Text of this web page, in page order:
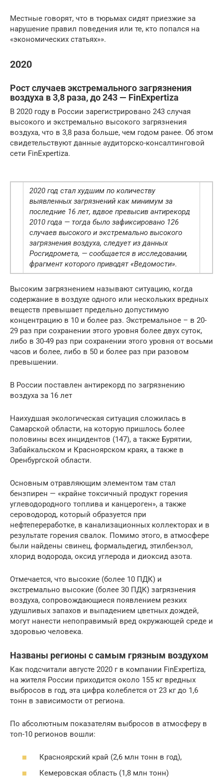
Местные говорят, что в тюрьмах сидят приезжие за
нарушение правил поведения или те, кто попался на
«экономических статьях»».
2020
Рост случаев экстремального загрязнения
воздуха в 3,8 раза, до 243 — FinExpertiza
В 2020 году в России зарегистрировано 243 случая
высокого и экстремально высокого загрязнения
воздуха, что в 3,8 раза больше, чем годом ранее. Об этом
свидетельствуют данные аудиторско-консалтинговой
сети FinExpertiza.
2020 год стал худшим по количеству
выявленных загрязнений как минимум за
последние 16 лет, вдвое превысив антирекорд
2010 года — тогда было зафиксировано 126
случаев высокого и экстремально высокого
загрязнения воздуха, следует из данных
Росгидромета, — сообщается в исследовании,
фрагмент которого приводят «Ведомости».
Высоким загрязнением называют ситуацию, когда
содержание в воздухе одного или нескольких вредных
веществ превышает предельно допустимую
концентрацию в 10 и более раз. Экстремальное – в 20-
29 раз при сохранении этого уровня более двух суток,
либо в 30-49 раз при сохранении этого уровня от восьми
часов и более, либо в 50 и более раз при разовом
превышении.
В России поставлен антирекорд по загрязнению
воздуха за 16 лет
Наихудшая экологическая ситуация сложилась в
Самарской области, на которую пришлось более
половины всех инцидентов (147), а также Бурятии,
Забайкальском и Красноярском краях, а также в
Оренбургской области.
Основным отравляющим элементом там стал
бензпирен — «крайне токсичный продукт горения
углеводородного топлива и канцероген», а также
сероводород, который образуется при
нефтепереработке, в канализационных коллекторах и в
результате горения свалок. Помимо этого, в атмосфере
были найдены свинец, формальдегид, этилбензол,
хлорид водорода, оксид углерода и диоксид азота.
Отмечается, что высокие (более 10 ПДК) и
экстремально высокие (более 30 ПДК) загрязнения
воздуха, сопровождающиеся появлением резких
удушливых запахов и выпадением цветных дождей,
могут нанести непоправимый вред окружающей среде и
здоровью человека.
Названы регионы с самым грязным воздухом
Как подсчитали августе 2020 г в компании FinExpertiza,
на жителя России приходится около 155 кг вредных
выбросов в год, эта цифра колеблется от 23 кг до 1,6
тонн в зависимости от региона.
По абсолютным показателям выбросов в атмосферу в
топ-10 регионов вошли:
Красноярский край (2,6 млн тонн в год),
Кемеровская область (1,8 млн тонн)